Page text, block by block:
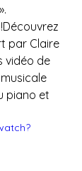
par Claire
vidéo de
piano et